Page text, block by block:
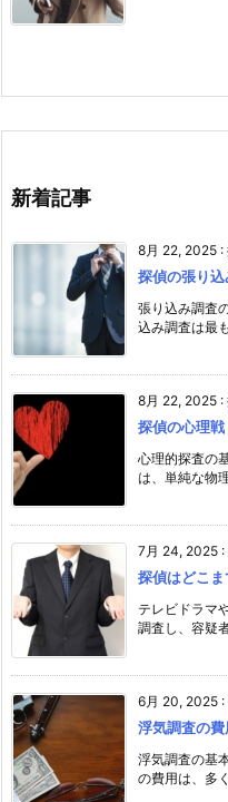
新着記事
8月 22, 2025 :
探偵の張り込
張り込み調査
込み調査は最
8月 22, 2025 :
探偵の心理戦
心理的探査の
は、単純な物
7月 24, 2025 :
探偵はどこま
テレビドラマ
調査し、容疑
6月 20, 2025 :
浮気調査の費
浮気調査の基
の費用は、多